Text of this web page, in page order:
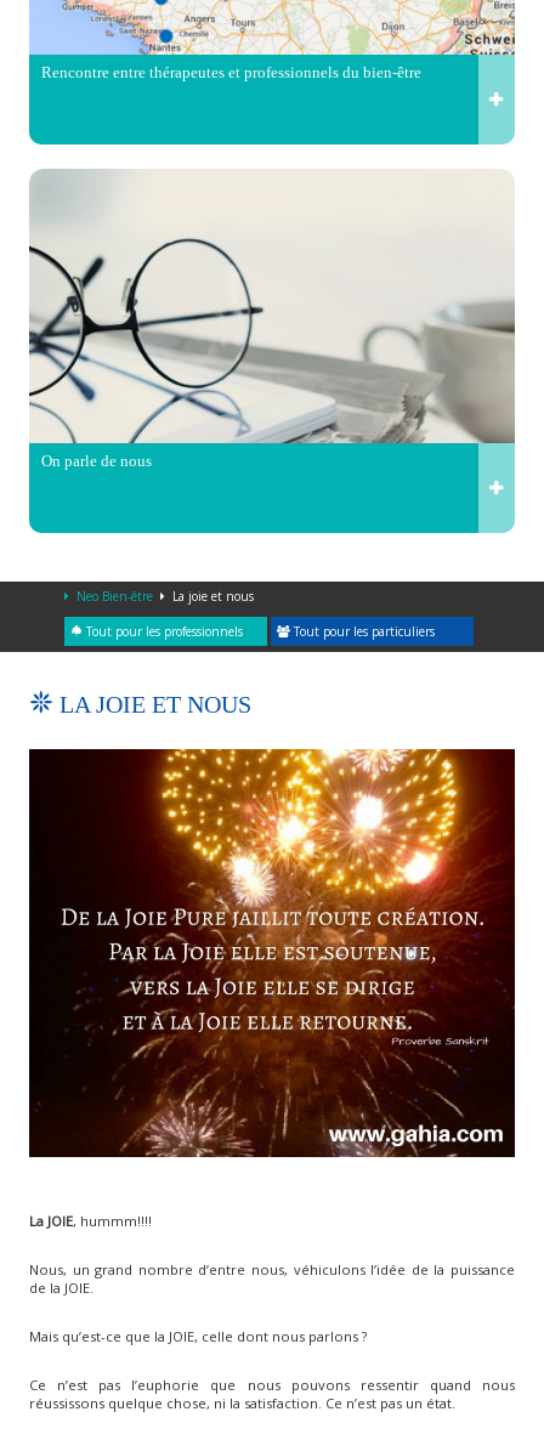
Rencontre entre thérapeutes et professionnels du bien-être
On parle de nous
Neo Bien-être La joie et nous
Tout pour les professionnels Tout pour les particuliers
LA JOIE ET NOUS
La JOIE, hummm!!!!
Nous, un grand nombre d’entre nous, véhiculons l’idée de la puissance
de la JOIE.
Mais qu’est-ce que la JOIE, celle dont nous parlons ?
Ce n’est pas l’euphorie que nous pouvons ressentir quand nous
réussissons quelque chose, ni la satisfaction. Ce n’est pas un état.